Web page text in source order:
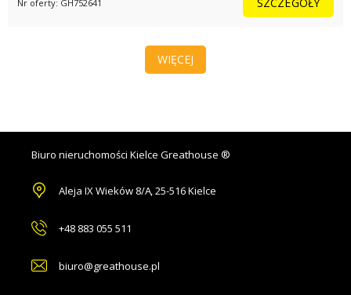
Nr oferty: GH752641
WIĘCEJ
Biuro nieruchomości Kielce Greathouse ®
Aleja IX Wieków 8/A, 25-516 Kielce
+48 883 055 511
biuro@greathouse.pl